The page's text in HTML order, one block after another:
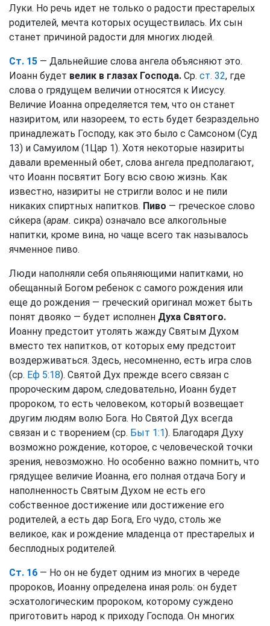
Луки. Но речь идет не только о радости престарелых
родителей, мечта которых осуществилась. Их сын
станет причиной радости для многих людей.
Ст. 15 — Дальнейшие слова ангела объясняют это.
Иоанн будет велик в глазах Господа. Ср. ст. 32, где
слова о грядущем величии относятся к Иисусу.
Величие Иоанна определяется тем, что он станет
назиритом, или назореем, то есть будет безраздельно
принадлежать Господу, как это было с Самсоном (Суд
13) и Самуилом (1Цар 1). Хотя некоторые назириты
давали временный обет, слова ангела предполагают,
что Иоанн посвятит Богу всю свою жизнь. Как
известно, назириты не стригли волос и не пили
никаких спиртных напитков. Пиво — греческое слово
си́кера (арам. сикра) означало все алкогольные
напитки, кроме вина, но чаще всего так называлось
ячменное пиво.
Люди наполняли себя опьяняющими напитками, но
обещанный Богом ребенок с самого рождения или
еще до рождения — греческий оригинал может быть
понят двояко — будет исполнен Духа Святого.
Иоанну предстоит утолять жажду Святым Духом
вместо тех напитков, от которых ему предстоит
воздерживаться. Здесь, несомненно, есть игра слов
(ср. Еф 5:18). Святой Дух прежде всего связан с
пророческим даром, следовательно, Иоанн будет
пророком, то есть человеком, который возвещает
другим людям волю Бога. Но Святой Дух всегда
связан и с творением (ср. Быт 1:1). Благодаря Духу
возможно рождение, которое, с человеческой точки
зрения, невозможно. Но особенно важно помнить, что
грядущее величие Иоанна, его полная отдача Богу и
наполненность Святым Духом не есть его
собственное достижение или достижение его
родителей, а есть дар Бога, Его чудо, столь же
великое, как и рождение младенца от престарелых и
бесплодных родителей.
Ст. 16 — Но он не будет одним из многих в череде
пророков, Иоанну определена иная роль: он будет
эсхатологическим пророком, которому суждено
приготовить народ к приходу Господа. Он многих